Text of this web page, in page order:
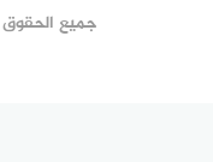
جميع الحقوق